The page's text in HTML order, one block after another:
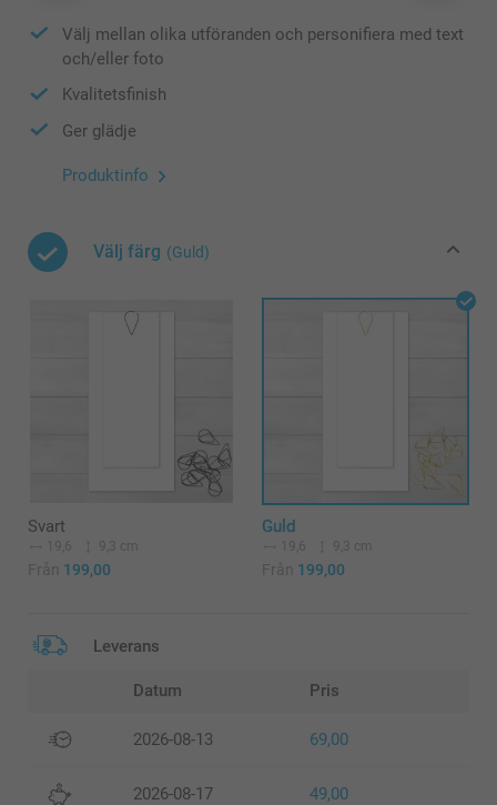
Välj mellan olika utföranden och personifiera med text
och/eller foto
Kvalitetsfinish
Ger glädje
Produktinfo
Välj färg (Guld)
Svart
19,6 9,3 cm
Från 199,00
Guld
19,6 9,3 cm
Från 199,00
Leverans
Datum Pris
2026-08-13 69,00
2026-08-17 49,00